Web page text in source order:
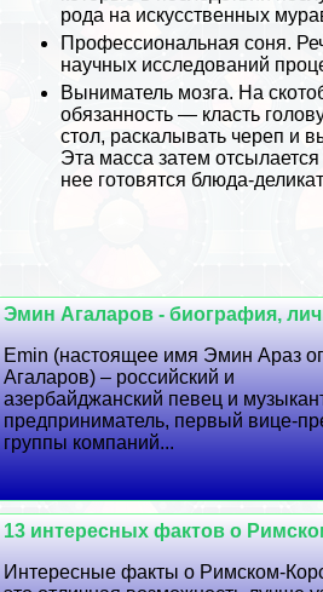
рода на искусственных
Профессиональная соня.
научных исследований
Выниматель мозга. На
обязанность — класть
стол, раскалывать череп и
Эта масса затем
нее готовятся блюда-
Эмин Агаларов - биография,
Emin (настоящее имя Эмин Араз
Агаларов) – российский и
азербайджанский певец и
предприниматель, первый вице-
группы компаний...
13 интересных фактов о
Интересные факты о Римском-